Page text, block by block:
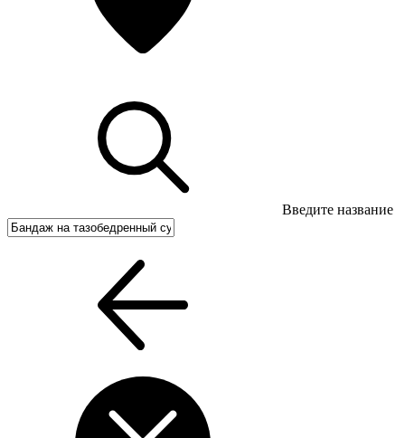
Введите название